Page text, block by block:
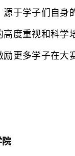
学子们自身
高度重视和科学
更多学子在大
院